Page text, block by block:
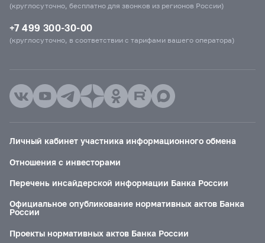
(круглосуточно, бесплатно для звонков из регионов России)
+7 499 300-30-00
(круглосуточно, в соответствии с тарифами вашего оператора)
Личный кабинет участника информационного обмена
Отношения с инвесторами
Перечень инсайдерской информации Банка России
Официальное опубликование нормативных актов Банка
России
Проекты нормативных актов Банка России